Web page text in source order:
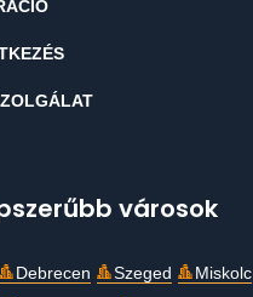
városok
Debrecen Szeged Miskolc